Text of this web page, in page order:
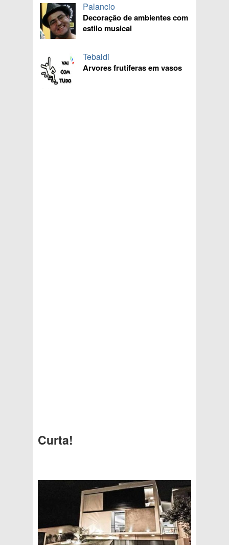
Palancio
Decoração de ambientes com
estilo musical
Tebaldi
Arvores frutiferas em vasos
Curta!